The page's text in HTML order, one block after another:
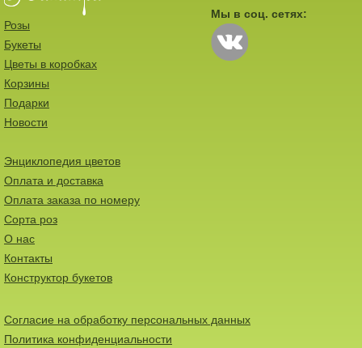
Мы в соц. сетях:
Розы
Букеты
Цветы в коробках
Корзины
Подарки
Новости
Энциклопедия цветов
Оплата и доставка
Оплата заказа по номеру
Сорта роз
О нас
Контакты
Конструктор букетов
Согласие на обработку персональных данных
Политика конфиденциальности